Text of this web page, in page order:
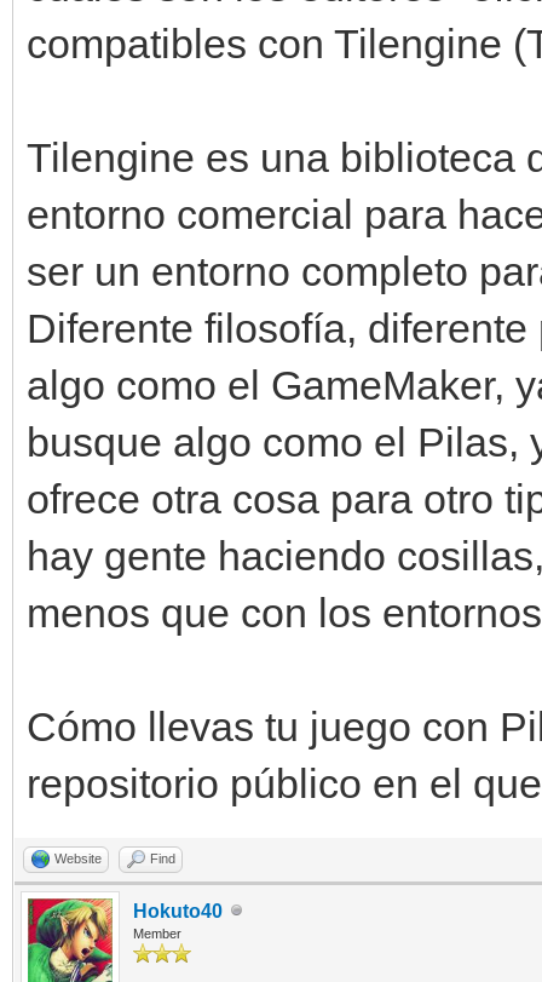
compatibles con Tilengine
Tilengine es una biblioteca
entorno comercial para
ser un entorno completo
Diferente filosofía,
algo como el GameMaker,
busque algo como el Pilas,
ofrece otra cosa para otro
hay gente haciendo
menos que con los
Cómo llevas tu juego con
repositorio público en el
Website Find
Hokuto40
Member